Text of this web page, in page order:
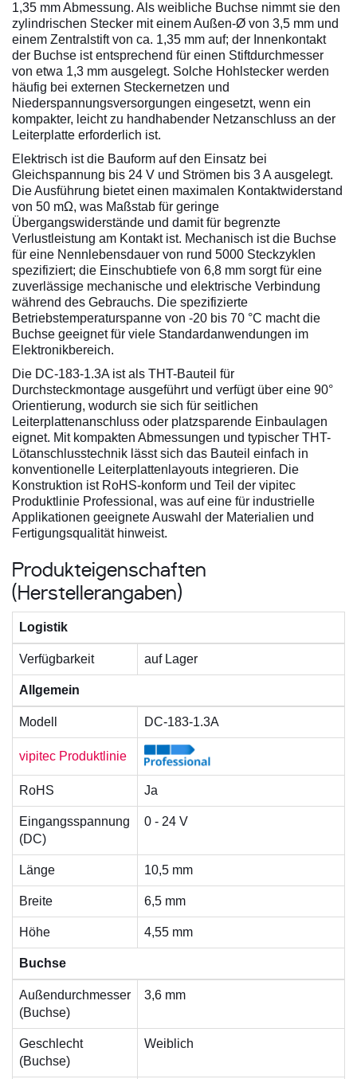
1,35 mm Abmessung. Als weibliche Buchse nimmt sie den
zylindrischen Stecker mit einem Außen-Ø von 3,5 mm und
einem Zentralstift von ca. 1,35 mm auf; der Innenkontakt
der Buchse ist entsprechend für einen Stiftdurchmesser
von etwa 1,3 mm ausgelegt. Solche Hohlstecker werden
häufig bei externen Steckernetzen und
Niederspannungsversorgungen eingesetzt, wenn ein
kompakter, leicht zu handhabender Netzanschluss an der
Leiterplatte erforderlich ist.
Elektrisch ist die Bauform auf den Einsatz bei
Gleichspannung bis 24 V und Strömen bis 3 A ausgelegt.
Die Ausführung bietet einen maximalen Kontaktwiderstand
von 50 mΩ, was Maßstab für geringe
Übergangswiderstände und damit für begrenzte
Verlustleistung am Kontakt ist. Mechanisch ist die Buchse
für eine Nennlebensdauer von rund 5000 Steckzyklen
spezifiziert; die Einschubtiefe von 6,8 mm sorgt für eine
zuverlässige mechanische und elektrische Verbindung
während des Gebrauchs. Die spezifizierte
Betriebstemperaturspanne von -20 bis 70 °C macht die
Buchse geeignet für viele Standardanwendungen im
Elektronikbereich.
Die DC-183-1.3A ist als THT-Bauteil für
Durchsteckmontage ausgeführt und verfügt über eine 90°
Orientierung, wodurch sie sich für seitlichen
Leiterplattenanschluss oder platzsparende Einbaulagen
eignet. Mit kompakten Abmessungen und typischer THT-
Lötanschlusstechnik lässt sich das Bauteil einfach in
konventionelle Leiterplattenlayouts integrieren. Die
Konstruktion ist RoHS-konform und Teil der vipitec
Produktlinie Professional, was auf eine für industrielle
Applikationen geeignete Auswahl der Materialien und
Fertigungsqualität hinweist.
Produkteigenschaften
(Herstellerangaben)
Logistik
Verfügbarkeit auf Lager
Allgemein
Modell DC-183-1.3A
vipitec Produktlinie
RoHS Ja
Eingangsspannung
(DC)
0 - 24 V
Länge 10,5 mm
Breite 6,5 mm
Höhe 4,55 mm
Buchse
Außendurchmesser
(Buchse)
3,6 mm
Geschlecht
(Buchse)
Weiblich